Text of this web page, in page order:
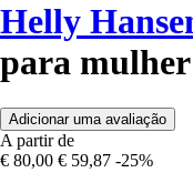
Helly
para
Adicionar uma avaliação
A partir de
€ 80,00 € 59,87 -25%